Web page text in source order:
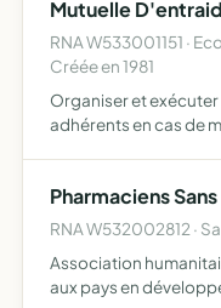
Mutuelle
RNA W533001151 ·
Créée en 1981
Organiser et exécuter
adhérents en cas de
Pharmaciens
RNA W532002812 ·
Association
aux pays en